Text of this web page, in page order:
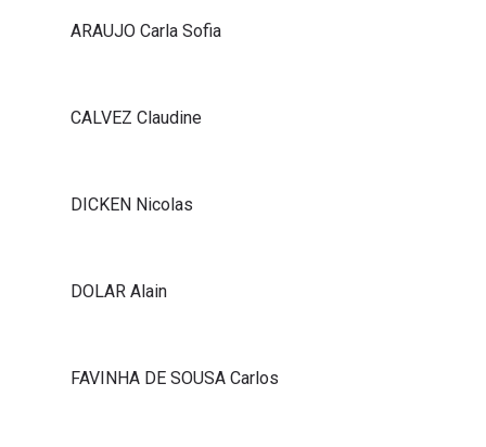
ARAUJO Carla Sofia
CALVEZ Claudine
DICKEN Nicolas
DOLAR Alain
FAVINHA DE SOUSA Carlos